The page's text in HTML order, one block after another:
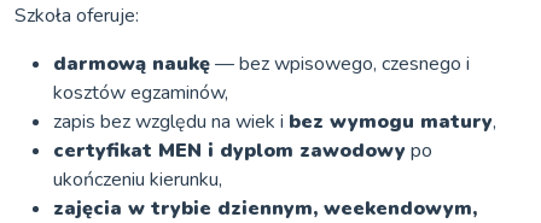
Szkoła oferuje:
darmową naukę— bez wpisowego, czesnego i
kosztów egzaminów,
zapis bez względu na wiek i bez wymogu matury,
certyfikat MEN i dyplom zawodowypo
ukończeniu kierunku,
zajęcia w trybie dziennym, weekendowym,